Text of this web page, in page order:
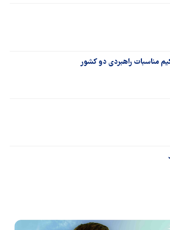
مناسبات راهبردی دو کشور